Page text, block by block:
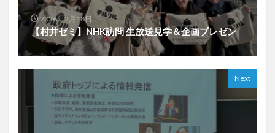
2026年2月18日
【村井ゼミ】NHK訪問 生放送見学＆企画プレゼン
Next